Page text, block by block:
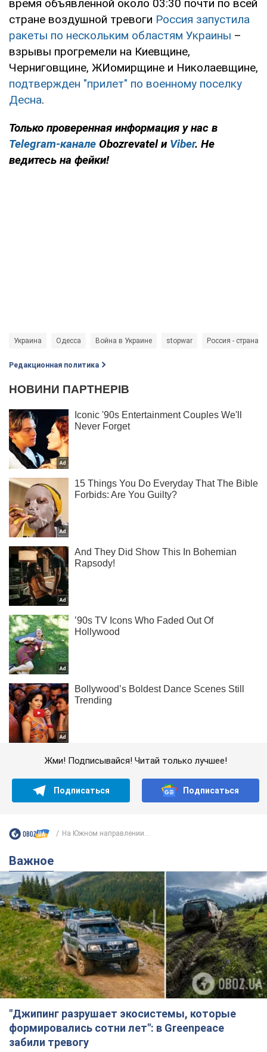
время объявленной около 03:30 почти по всей
стране воздушной тревоги Россия запустила
ракеты по нескольким областям Украины –
взрывы прогремели на Киевщине,
Черниговщине, ЖИомирщине и Николаевщине,
подтвержден "прилет" по военному поселку
Десна.
Только проверенная информация у нас в
Telegram-канале Obozrevatel и Viber. Не
ведитесь на фейки!
Украина Одесса Война в Украине stopwar Россия - страна-
Редакционная политика
Жми! Подписывайся! Читай только лучшее!
Подписаться Подписаться
На Южном направлении...
Важное
"Джипинг разрушает экосистемы, которые
формировались сотни лет": в Greenpeace
забили тревогу